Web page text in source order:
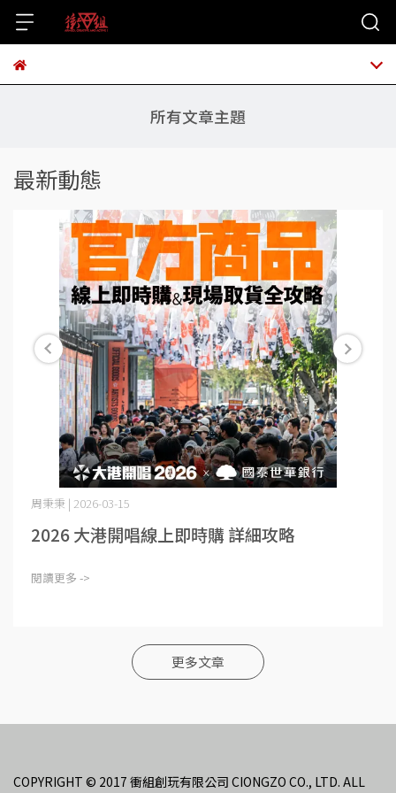
所有文章主題
最新動態
周秉秉 | 2026-03-15
2026 大港開唱線上即時購 詳細攻略
閱讀更多 ->
更多文章
COPYRIGHT © 2017 衝組創玩有限公司 CIONGZO CO., LTD. ALL